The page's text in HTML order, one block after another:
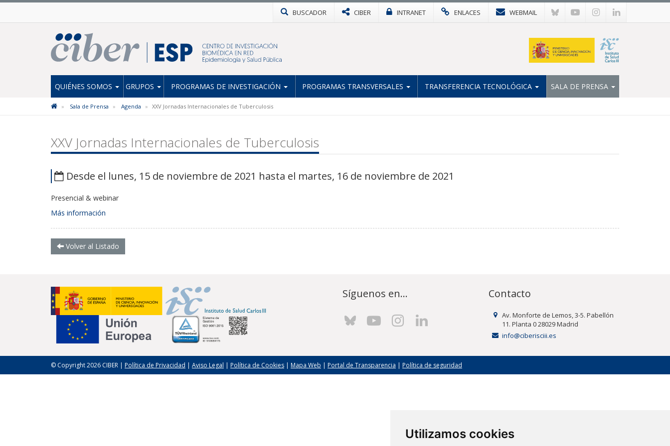
Utilizamos cookies
BUSCADOR CIBER INTRANET ENLACES WEBMAIL
QUIÉNES SOMOS GRUPOS PROGRAMAS DE INVESTIGACIÓN PROGRAMAS TRANSVERSALES TRANSFERENCIA TECNOLÓGICA SALA DE PRENSA
Sala de Prensa Agenda XXV Jornadas Internacionales de Tuberculosis
XXV Jornadas Internacionales de Tuberculosis
Desde el lunes, 15 de noviembre de 2021 hasta el martes, 16 de noviembre de 2021
Presencial & webinar
Más información
Volver al Listado
Síguenos en... Contacto
Av. Monforte de Lemos, 3-5. Pabellón
11. Planta 0 28029 Madrid
info@ciberisciii.es
© Copyright 2026 CIBER | Política de Privacidad | Aviso Legal | Política de Cookies | Mapa Web | Portal de Transparencia | Política de seguridad